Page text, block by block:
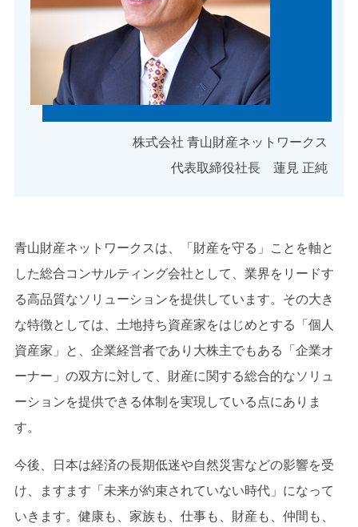
株式会社 青山財産ネットワークス
代表取締役社長 蓮見 正純
青山財産ネットワークスは、「財産を守る」ことを軸と
した総合コンサルティング会社として、業界をリードす
る高品質なソリューションを提供しています。その大き
な特徴としては、土地持ち資産家をはじめとする「個人
資産家」と、企業経営者であり大株主でもある「企業オ
ーナー」の双方に対して、財産に関する総合的なソリュ
ーションを提供できる体制を実現している点にありま
す。
今後、日本は経済の長期低迷や自然災害などの影響を受
け、ますます「未来が約束されていない時代」になって
いきます。健康も、家族も、仕事も、財産も、仲間も、